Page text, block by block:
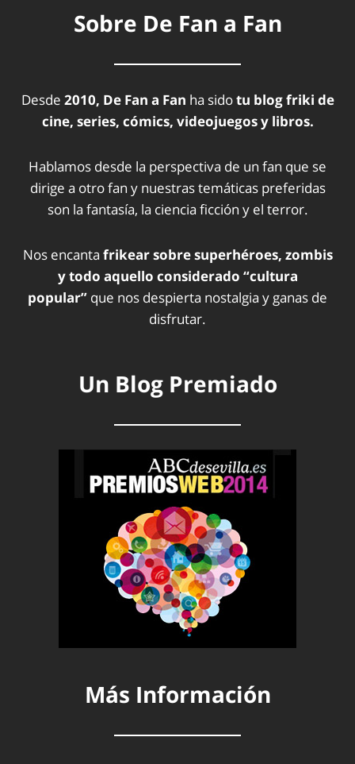
Sobre De Fan a Fan
Desde 2010, De Fan a Fan ha sidotu blog friki de
cine, series, cómics, videojuegos y libros.
Hablamos desde la perspectiva de un fan que se
dirige a otro fan y nuestras temáticas preferidas
son la fantasía, la ciencia ficción y el terror.
Nos encanta frikear sobre superhéroes, zombis
y todo aquello considerado “cultura
popular” que nos despierta nostalgia y ganas de
disfrutar.
Un Blog Premiado
Más Información